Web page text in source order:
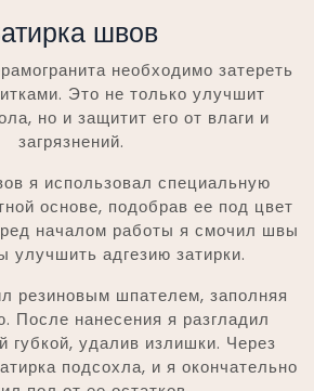
швов
необходимо затереть
Это не только улучшит
но и защитит его от влаги и
загрязнений.
я использовал специальную
основе, подобрав ее под цвет
началом работы я смочил швы
улучшить адгезию затирки.
резиновым шпателем, заполняя
После нанесения я разгладил
губкой, удалив излишки. Через
подсохла, и я окончательно